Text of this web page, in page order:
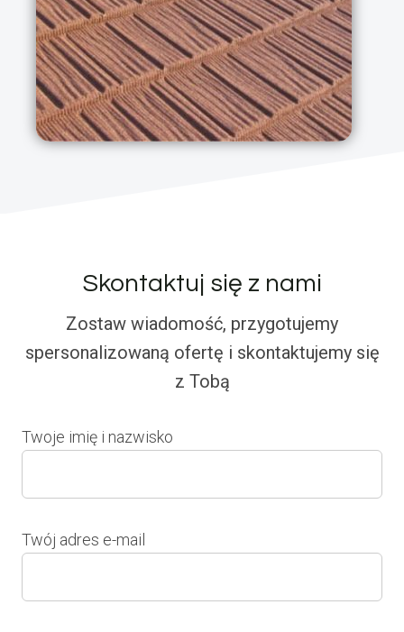
Skontaktuj się z nami
Zostaw wiadomość, przygotujemy
spersonalizowaną ofertę i skontaktujemy się
z Tobą
Twoje imię i nazwisko
Twój adres e-mail